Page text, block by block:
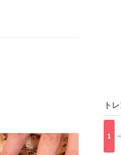
ト
1